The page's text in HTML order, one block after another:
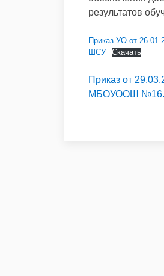
результатов
Приказ-УО-от
ШСУ
Скачать
Приказ от
МБОУООШ